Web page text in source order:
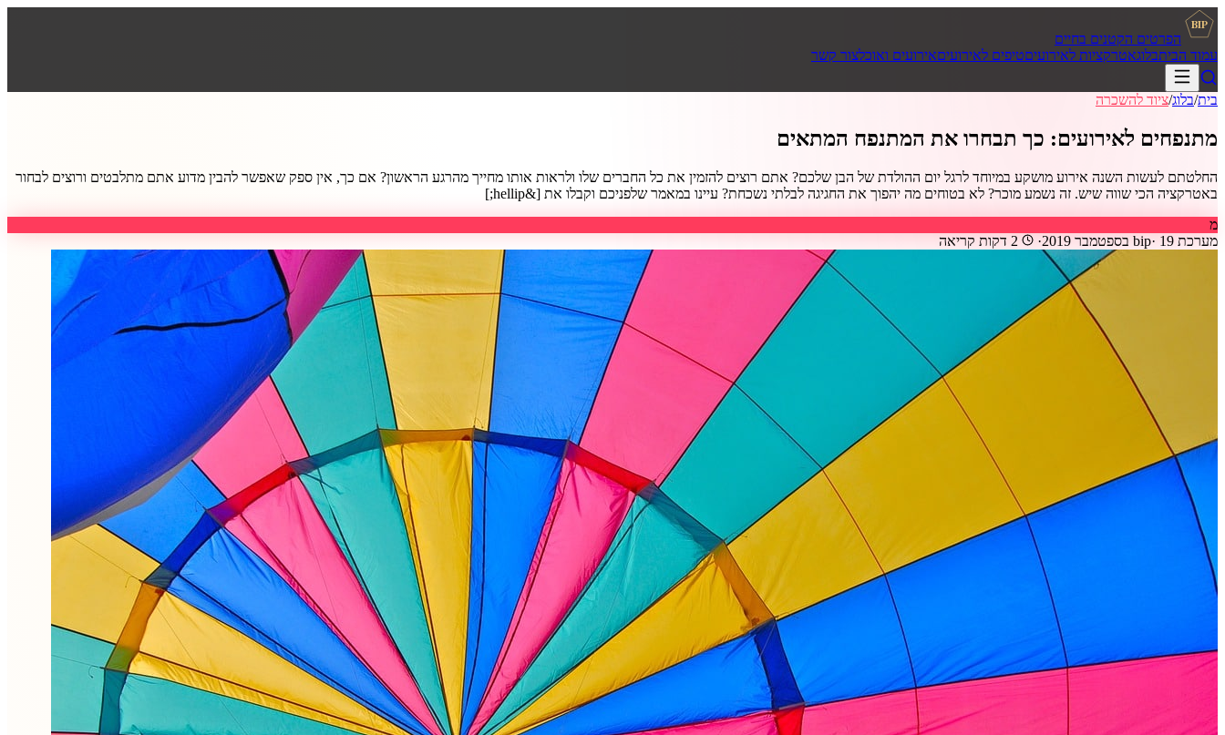
BIP
הפרטים הקטנים בחיים
עמוד הביתבלוגאטרקציות לאירועיםטיפים לאירועיםאירועים ואוכלצור קשר
בית/בלוג/ציוד להשכרה
מתנפחים לאירועים: כך תבחרו את המתנפח המתאים
החלטתם לעשות השנה אירוע מושקע במיוחד לרגל יום ההולדת של הבן שלכם? אתם רוצים להזמין את כל החברים שלו ולראות אותו מחייך מהרגע הראשון? אם כך, אין ספק שאפשר להבין מדוע אתם מתלבטים ורוצים לבחור
באטרקציה הכי שווה שיש. זה נשמע מוכר? לא בטוחים מה יהפוך את החגיגה לבלתי נשכחת? עיינו במאמר שלפניכם וקבלו את [&hellip;]
מ
מערכת bip
· 19 בספטמבר 2019 ·
2 דקות קריאה